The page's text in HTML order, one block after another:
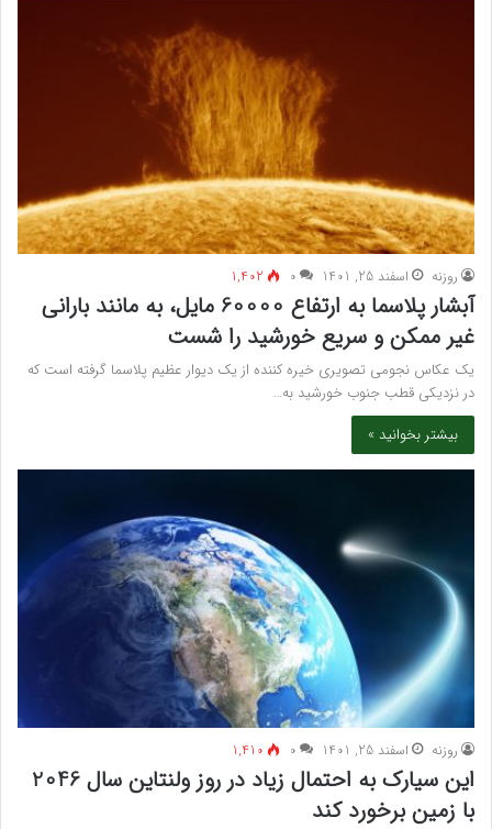
روزنه اسفند 25, 1401 ۰ 1,402
آبشار پلاسما به ارتفاع 60000 مایل، به مانند بارانی
غیر ممکن و سریع خورشید را شست
یک عکاس نجومی تصویری خیره کننده از یک دیوار عظیم پلاسما گرفته است که
در نزدیکی قطب جنوب خورشید به…
بیشتر بخوانید »
روزنه اسفند 25, 1401 ۰ 1,410
این سیارک به احتمال زیاد در روز ولنتاین سال 2046
با زمین برخورد کند